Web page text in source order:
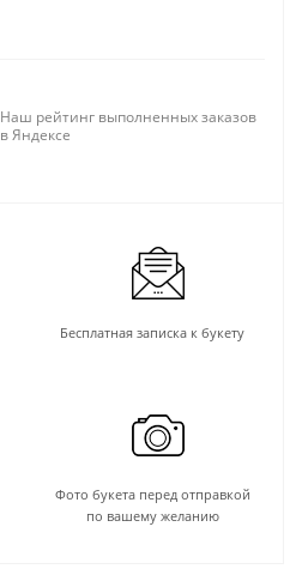
Наш рейтинг выполненных заказов
в Яндексе
Бесплатная записка к букету
Фото букета перед отправкой
по вашему желанию